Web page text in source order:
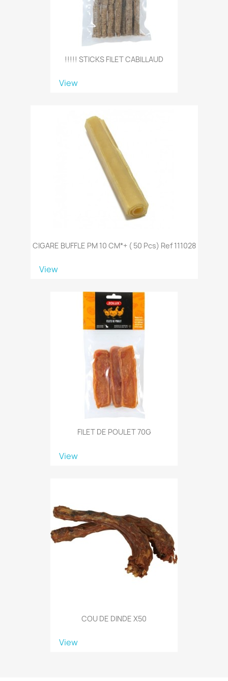
!!!!! STICKS FILET CABILLAUD
View
CIGARE BUFFLE PM 10 CM*+ ( 50 Pcs) Ref 111028
View
FILET DE POULET 70G
View
COU DE DINDE X50
View